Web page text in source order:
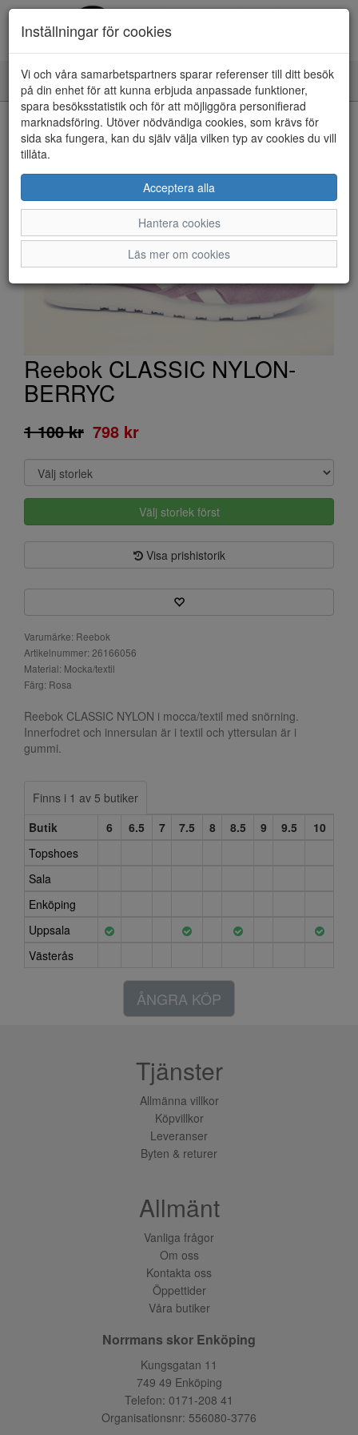
Toggle
navigation
HEM
Reebok CLASSIC NYLON-
BERRYC
1 100 kr 798 kr
Välj storlek först
Visa prishistorik
Varumärke: Reebok
Artikelnummer: 26166056
Material: Mocka/textil
Färg: Rosa
Reebok CLASSIC NYLON i mocca/textil med snörning.
Innerfodret och innersulan är i textil och yttersulan är i
gummi.
Finns i 1 av 5 butiker
Butik
6 6.5 7 7.5 8 8.5 9 9.5
10
Topshoes
Sala
Enköping
Uppsala
Västerås
ÅNGRA KÖP
Inställningar för cookies
Vi och våra samarbetspartners sparar referenser till ditt besök
på din enhet för att kunna erbjuda anpassade funktioner,
spara besöksstatistik och för att möjliggöra personifierad
marknadsföring. Utöver nödvändiga cookies, som krävs för
sida ska fungera, kan du själv välja vilken typ av cookies du vill
tillåta.
Acceptera alla
Hantera cookies
Läs mer om cookies
Tjänster
Allmänna villkor
Köpvillkor
Leveranser
Byten & returer
Allmänt
Vanliga frågor
Om oss
Kontakta oss
Öppettider
Våra butiker
Norrmans skor Enköping
Kungsgatan 11
749 49 Enköping
Telefon: 0171-208 41
Organisationsnr: 556080-3776